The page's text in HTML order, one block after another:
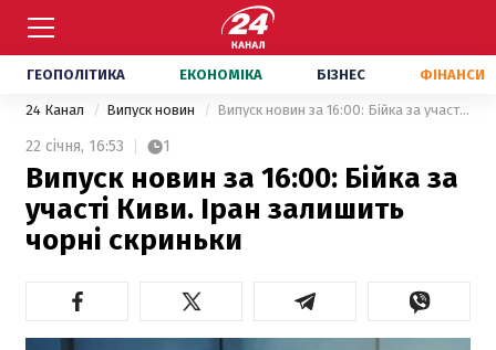
ГЕОПОЛІТИКА ЕКОНОМІКА БІЗНЕС ФІНАНСИ
24 Канал Випуск новин Випуск новин за 16:00: Бійка за участі Киви. Іран залишить чорні скриньки
22 січня, 16:53 1
Випуск новин за 16:00: Бійка за
участі Киви. Іран залишить
чорні скриньки